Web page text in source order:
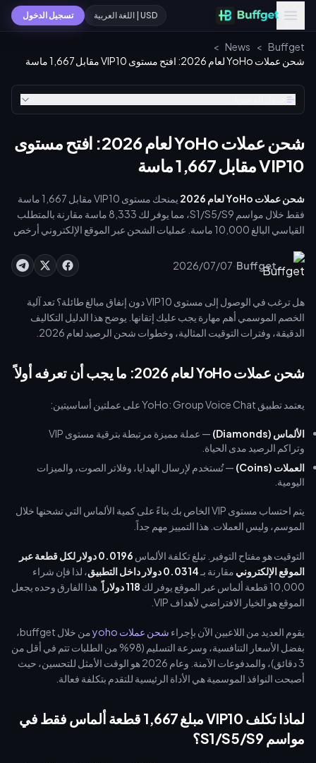
USD | اللغة العربية تسجيل الدخول
Buffget
>
News
>
شحن عملات YoHo لعام 2026: افتح مستوى VIP10 مقابل 1,667 ماسة
شحن عملات YoHo لعام 2026: افتح مستوى
VIP10 مقابل 1,667 ماسة
شحن عملات YoHo لعام 2026
يمنحك مستوى VIP10 مقابل 1,667 ماسة
فقط خلال مواسم S1/S5/S9، مما يوفر لك 8,333 ماسة مقارنة بالمتطلب
القياسي البالغ 10,000 ماسة. عمليات الشحن عبر الموقع الإلكتروني أرخص
الواحدة 0.0196 دولار. اختر التوقيت المناسب للشحن خلال الموسم
الصحيح، واستفد من مكافآت الشحن الأول، وحقق أقصى استفادة من كل
Buffget
·
2026/07/07
هل ترغب في الوصول إلى مستوى VIP10 دون إنفاق مبالغ طائلة؟ تعد آلية
الخصم الموسمي أهم مهارة يجب عليك إتقانها. يوضح هذا الدليل التكاليف
الدقيقة، وفترات التوقيت المثالية، وخطوات شحن الرصيد لعام 2026.
شحن عملات YoHo لعام 2026: ما يجب أن تعرفه أولاً
يعتمد تطبيق YoHo: Group Voice Chat على عملتين أساسيتين:
الألماس (Diamonds)
— عملة مميزة مرتبطة بترقية مستوى VIP
وتراكم الرصيد مدى الحياة.
العملات (Coins)
— تُستخدم لإرسال الهدايا، وفلاتر الصوت، والميزات
اليومية.
يتم احتساب مستوى VIP الخاص بك بناءً على كمية الألماس التي تشحنها خلال
الموسم، وليس العملات. هذا التمييز مهم جداً.
التوقيت هو مفتاح التوفير. تبلغ تكلفة الألماس
0.0196 دولار لكل قطعة عبر
الموقع الإلكتروني مقارنة بـ0.0314 دولار داخل التطبيق
، لذا فإن شراء
10,000 قطعة ألماس عبر الموقع يوفر لك
118 دولاراً
. هذا الفارق وحده يجعل
الموقع هو الخيار الافتراضي لأهداف VIP.
يقوم العديد من اللاعبين الآن بإجراء شحن عملات yoho
من خلال buffget،
بفضل الأسعار التنافسية، وسرعة التسليم (98% من الطلبات تتم في أقل من
3 دقائق)، والمدفوعات الآمنة. وعام 2026 هو الوقت الأمثل للتحسين، حيث
أصبحت النوافذ الموسمية هي الأداة الرئيسية للتقدم بتكلفة فعالة.
لماذا تكلف VIP10 مبلغ 1,667 قطعة ألماس فقط في
مواسم S1/S5/S9؟